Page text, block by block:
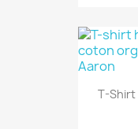
T-Shirt